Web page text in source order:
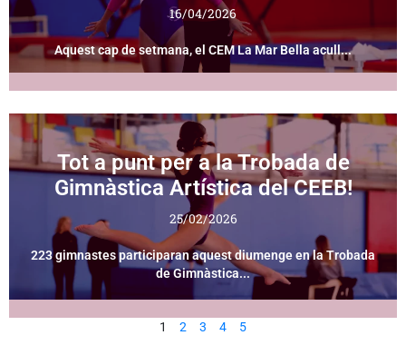
16/04/2026
Aquest cap de setmana, el CEM La Mar Bella acull...
Tot a punt per a la Trobada de
Gimnàstica Artística del CEEB!
25/02/2026
223 gimnastes participaran aquest diumenge en la Trobada
de Gimnàstica...
1 2 3 4 5